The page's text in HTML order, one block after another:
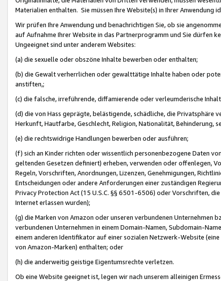
Materialien enthalten. Sie müssen Ihre Website(s) in Ihrer Anwendung
Wir prüfen Ihre Anwendung und benachrichtigen Sie, ob sie
auf Aufnahme Ihrer Website in das Partnerprogramm und Sie dürfen
Ungeeignet sind unter anderem Websites:
(a) die sexuelle oder obszöne Inhalte bewerben oder enthalten;
(b) die Gewalt verherrlichen oder gewalttätige Inhalte haben oder
anstiften,;
(c) die falsche, irreführende, diffamierende oder verleumderische
(d) die von Hass geprägte, belästigende, schädliche, die Privatsphäre
Herkunft, Hautfarbe, Geschlecht, Religion, Nationalität, Behinderung,
(e) die rechtswidrige Handlungen bewerben oder ausführen;
(f) sich an Kinder richten oder wissentlich personenbezogene Daten
geltenden Gesetzen definiert) erheben, verwenden oder offenlegen,
Regeln, Vorschriften, Anordnungen, Lizenzen, Genehmigungen,
Entscheidungen oder andere Anforderungen einer zuständigen
Privacy Protection Act (15 U.S.C. §§ 6501-6506) oder Vorschriften,
Internet erlassen wurden);
(g) die Marken von Amazon oder unseren verbundenen Unternehmen
verbundenen Unternehmen in einem Domain-Namen, Subdomain-
einem anderen Identifikator auf einer sozialen Netzwerk-Website
von Amazon-Marken) enthalten; oder
(h) die anderweitig geistige Eigentumsrechte verletzen.
Ob eine Website geeignet ist, legen wir nach unserem alleinigen